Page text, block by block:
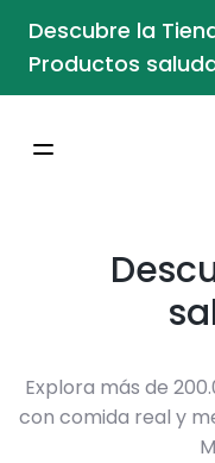
Descubre la
Productos
Explora más de
con comida real y